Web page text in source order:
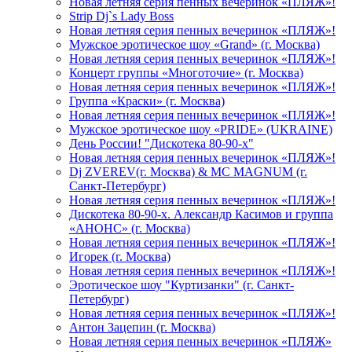
Strip Dj`s Lady Boss
Новая летняя серия пенных вечеринок «ПЛЯЖ»!
Мужское эротическое шоу «Grand» (г. Москва)
Новая летняя серия пенных вечеринок «ПЛЯЖ»!
Концерт группы «Многоточие» (г. Москва)
Новая летняя серия пенных вечеринок «ПЛЯЖ»!
Группа «Краски» (г. Москва)
Новая летняя серия пенных вечеринок «ПЛЯЖ»!
Мужское эротическое шоу «PRIDE» (UKRAINE)
День России! "Дискотека 80-90-х"
Новая летняя серия пенных вечеринок «ПЛЯЖ»!
Dj ZVEREV(г. Москва) & MC MAGNUM (г.
Санкт-Петербург)
Новая летняя серия пенных вечеринок «ПЛЯЖ»!
Дискотека 80-90-х. Александр Касимов и группа
«АНОНС» (г. Москва)
Новая летняя серия пенных вечеринок «ПЛЯЖ»!
Игорек (г. Москва)
Новая летняя серия пенных вечеринок «ПЛЯЖ»!
Эротическое шоу "Куртизанки" (г. Санкт-
Петербург)
Новая летняя серия пенных вечеринок «ПЛЯЖ»!
Антон Зацепин (г. Москва)
Новая летняя серия пенных вечеринок «ПЛЯЖ»